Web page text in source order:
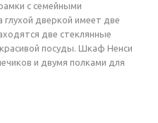
с семейными
дверкой имеет две
две стеклянные
посуды. Шкаф Ненси
и двумя полками для